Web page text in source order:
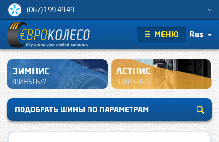
(067) 199 49 49
МЕНЮ Rus
ЗИМНИЕ
ШИНЫ Б/У
ЛЕТНИЕ
ШИНЫ Б/У
ПОДОБРАТЬ ШИНЫ ПО ПАРАМЕТРАМ